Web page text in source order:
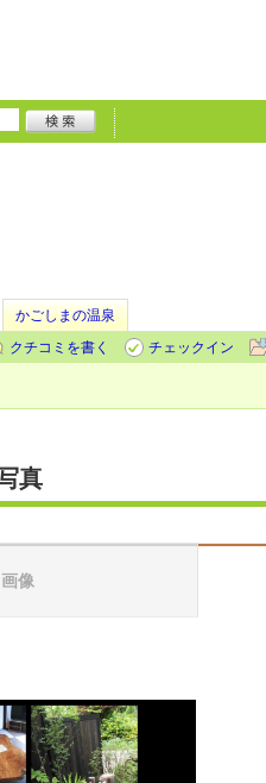
かごしまの温泉
クチコミを書く
チェックイン
真
像